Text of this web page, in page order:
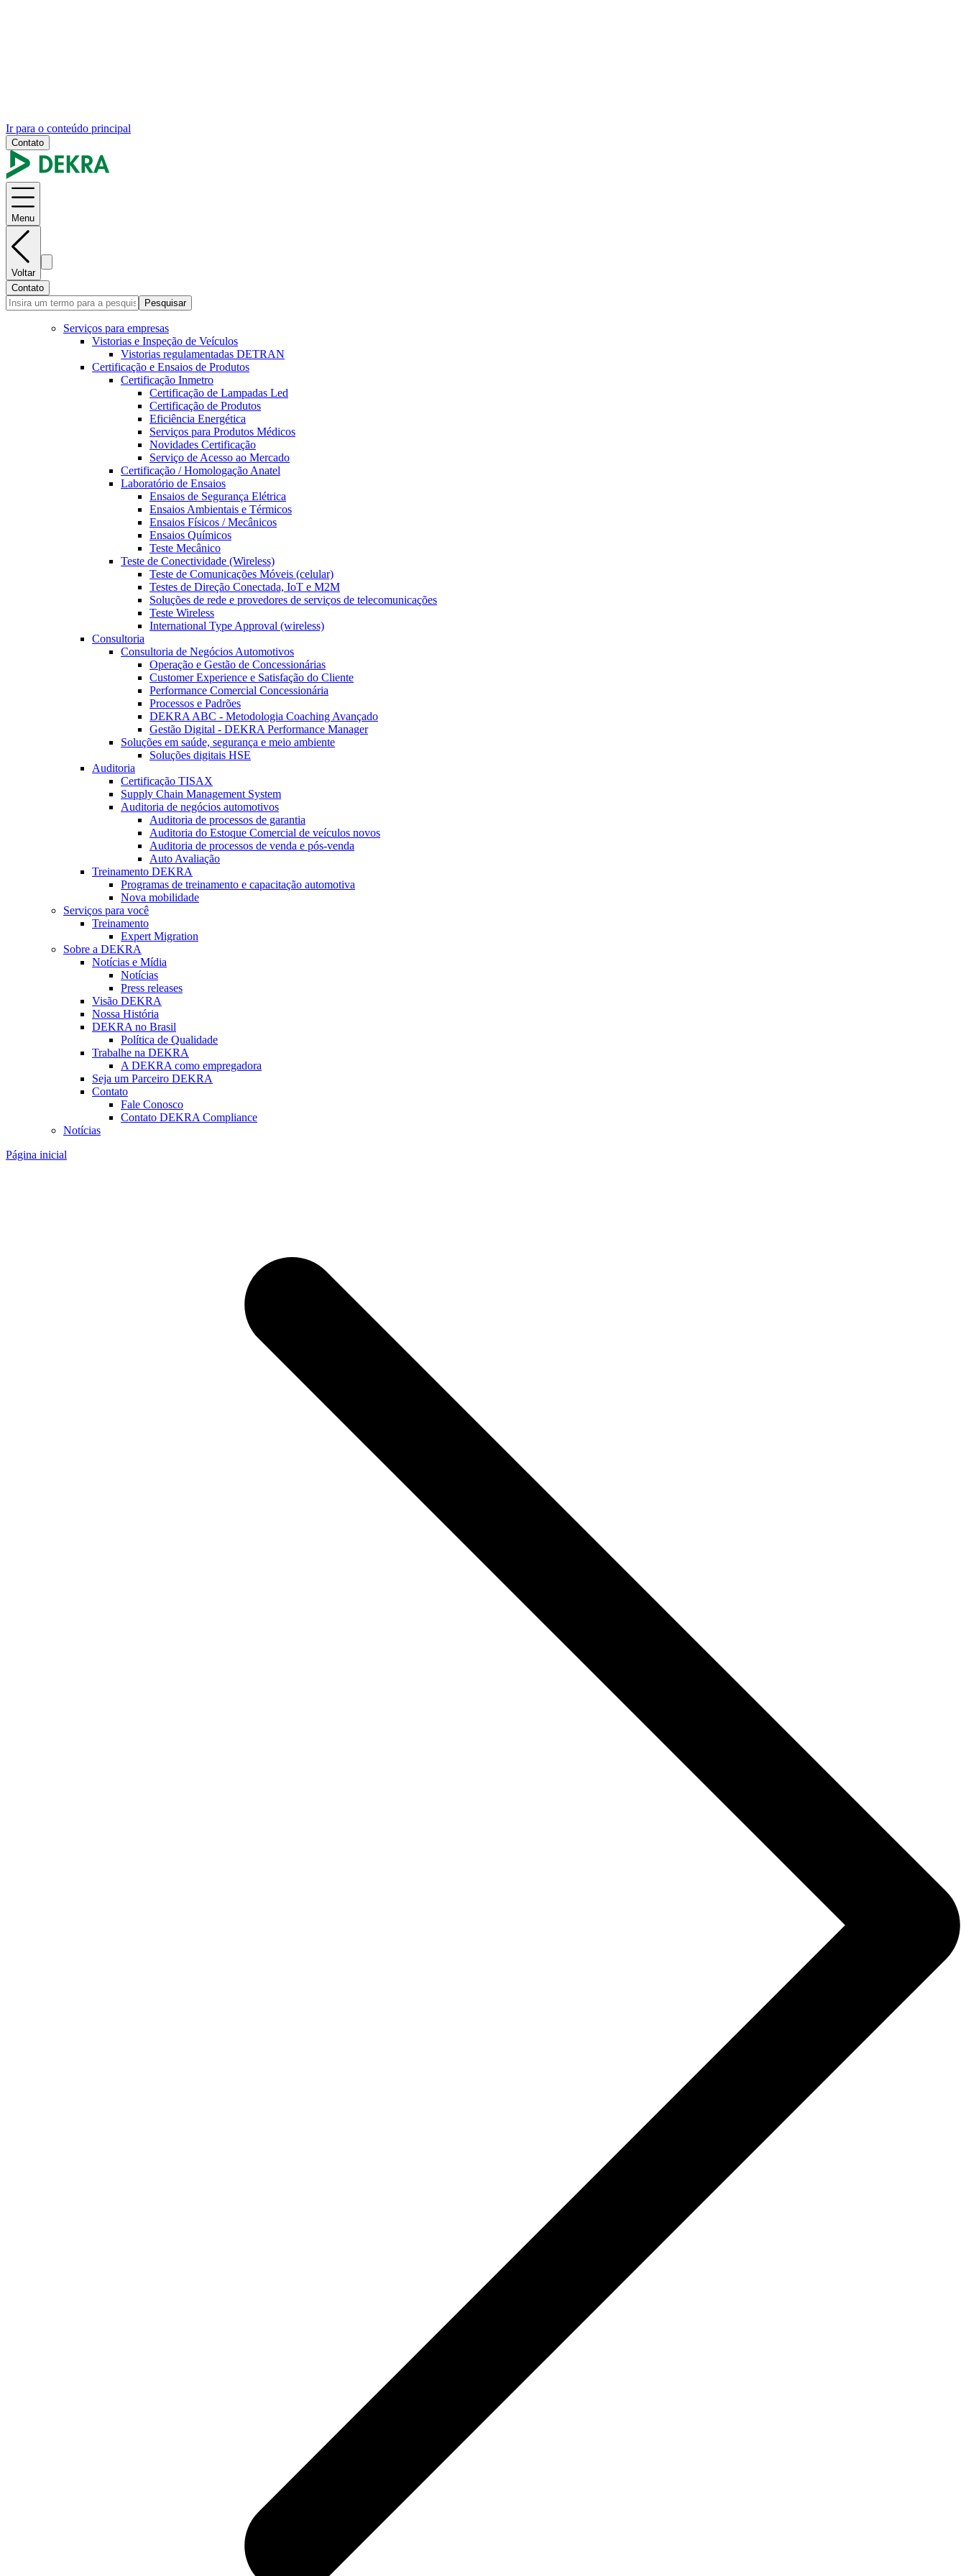
Ir para o conteúdo principal
Contato
Menu
Voltar
Contato
Pesquisar
Serviços para empresas
Vistorias e Inspeção de Veículos
Vistorias regulamentadas DETRAN
Certificação e Ensaios de Produtos
Certificação Inmetro
Certificação de Lampadas Led
Certificação de Produtos
Eficiência Energética
Serviços para Produtos Médicos
Novidades Certificação
Serviço de Acesso ao Mercado
Certificação / Homologação Anatel
Laboratório de Ensaios
Ensaios de Segurança Elétrica
Ensaios Ambientais e Térmicos
Ensaios Físicos / Mecânicos
Ensaios Químicos
Teste Mecânico
Teste de Conectividade (Wireless)
Teste de Comunicações Móveis (celular)
Testes de Direção Conectada, IoT e M2M
Soluções de rede e provedores de serviços de telecomunicações
Teste Wireless
International Type Approval (wireless)
Consultoria
Consultoria de Negócios Automotivos
Operação e Gestão de Concessionárias
Customer Experience e Satisfação do Cliente
Performance Comercial Concessionária
Processos e Padrões
DEKRA ABC - Metodologia Coaching Avançado
Gestão Digital - DEKRA Performance Manager
Soluções em saúde, segurança e meio ambiente
Soluções digitais HSE
Auditoria
Certificação TISAX
Supply Chain Management System
Auditoria de negócios automotivos
Auditoria de processos de garantia
Auditoria do Estoque Comercial de veículos novos
Auditoria de processos de venda e pós-venda
Auto Avaliação
Treinamento DEKRA
Programas de treinamento e capacitação automotiva
Nova mobilidade
Serviços para você
Treinamento
Expert Migration
Sobre a DEKRA
Notícias e Mídia
Notícias
Press releases
Visão DEKRA
Nossa História
DEKRA no Brasil
Política de Qualidade
Trabalhe na DEKRA
A DEKRA como empregadora
Seja um Parceiro DEKRA
Contato
Fale Conosco
Contato DEKRA Compliance
Notícias
Página inicial